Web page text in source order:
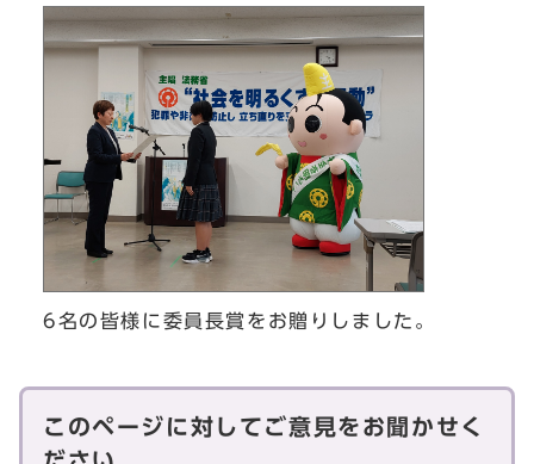
6名の皆様に委員長賞をお贈りしました。
このページに対してご意見をお聞かせく